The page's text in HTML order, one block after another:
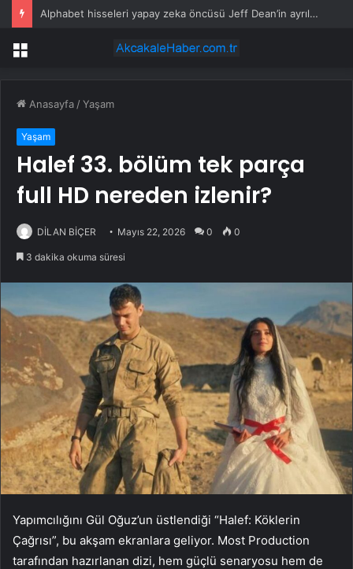
Alphabet hisseleri yapay zeka öncüsü Jeff Dean’in ayrılmasıyla %5 düştü
Menü
Anasayfa /Yaşam
Yaşam
Halef 33. bölüm tek parça
full HD nereden izlenir?
DİLAN BİÇER Mayıs 22, 2026 0 0
3 dakika okuma süresi
Yapımcılığını Gül Oğuz’un üstlendiği “Halef: Köklerin
Çağrısı”, bu akşam ekranlara geliyor. Most Production
tarafından hazırlanan dizi, hem güçlü senaryosu hem de